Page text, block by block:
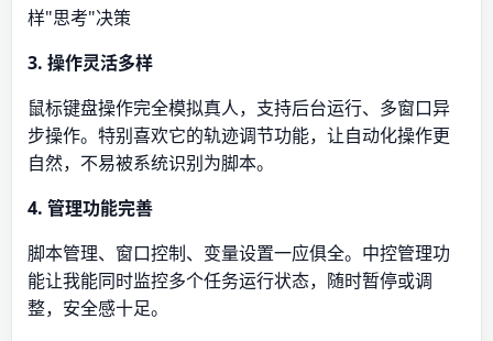
样"思考"决策
3. 操作灵活多样
鼠标键盘操作完全模拟真人，支持后台运行、多窗口异
步操作。特别喜欢它的轨迹调节功能，让自动化操作更
自然，不易被系统识别为脚本。
4. 管理功能完善
脚本管理、窗口控制、变量设置一应俱全。中控管理功
能让我能同时监控多个任务运行状态，随时暂停或调
整，安全感十足。